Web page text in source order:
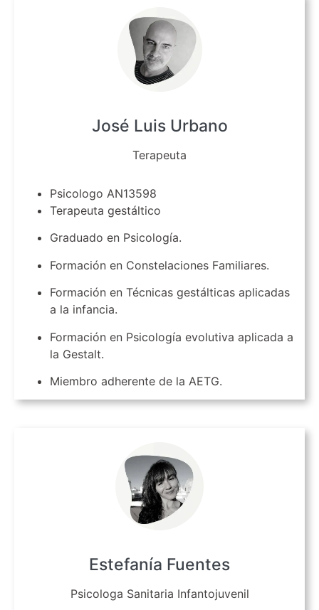
José Luis Urbano
Terapeuta
Psicologo AN13598
Terapeuta gestáltico
Graduado en Psicología.
Formación en Constelaciones Familiares.
Formación en Técnicas gestálticas aplicadas
a la infancia.
Formación en Psicología evolutiva aplicada a
la Gestalt.
Miembro adherente de la AETG.
Estefanía Fuentes
Psicologa Sanitaria Infantojuvenil